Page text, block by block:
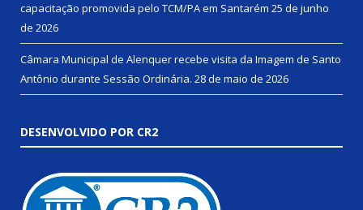
capacitação promovida pelo TCM/PA em Santarém 25 de junho
de 2026
Câmara Municipal de Alenquer recebe visita da Imagem de Santo
Antônio durante Sessão Ordinária. 28 de maio de 2026
DESENVOLVIDO POR CR2